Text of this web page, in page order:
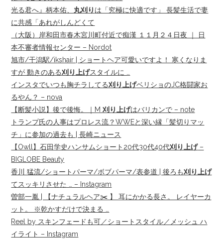
光る君へ』柄本佑、 丸刈り は「究極に快適です」 長髪生活で妻
に共感「あれがしんどくて
（大阪）岸和田市春木宮川町付近で痴漢 １１月２４日夜 ｜ 日
本不審者情報センター – Nordot
旭市/干潟駅/ikshair | ショートヘア可愛いですよ！ 寒くなりま
すが 動きのある刈り上げスタイルに …
インスタでいつも胸チラしてる刈り上げベリショのJC格闘家お
るやん？ – nova
【断髪小説】後で後悔。｜M刈り上げはバリカンで – note
トランプ氏の人事はプロレス流？WWEと深い縁「髪切りマッ
チ」に参加の過去も | 長崎ニュース
【Owll】石田学史ハンサムショート20代30代40代刈り上げ–
BIGLOBE Beauty
香川 猛流/ショートパーマ/ボブパーマ/表参道 | 後ろも刈り上げ
てスッキリさせた … – Instagram
曽部一胤 | 【ナチュラルヘア✂️ 】 耳にかかる長さ。 レイヤーカ
ット。 ※乾かすだけで決まる …
Reel by スキンフェードも可／ショートスタイル／メッシュ ハ
イライト – Instagram